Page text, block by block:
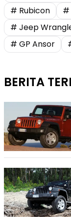
# Rubicon
#
# Jeep
# GP Ansor
BERITA